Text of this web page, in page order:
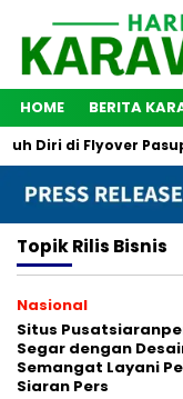
HOME BERITA
Diri di Flyover
TopikRilis Bisnis
Nasional
Situs
Segar dengan
Semangat Layani
Siaran Pers